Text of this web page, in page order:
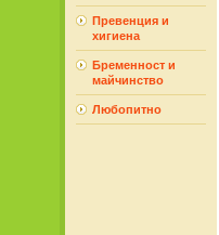
Превенция и
хигиена
Бременност и
майчинство
Любопитно